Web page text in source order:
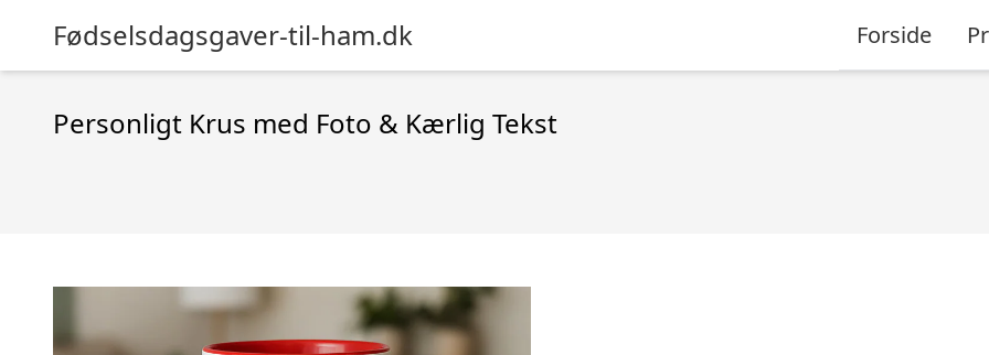
Fødselsdagsgaver-til-ham.dk Forside
Personligt Krus med Foto & Kærlig Tekst